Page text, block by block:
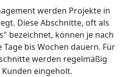
werden Projekte in
Diese Abschnitte, oft als
bezeichnet, können je nach
bis Wochen dauern. Für
werden regelmäßig
eingeholt.